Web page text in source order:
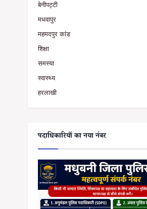
बेनीपट्टी
मधवापुर
महमदपुर कांड
शिक्षा
समस्या
स्वास्थ्य
हरलाखी
पदाधिकारियों का नया नंबर